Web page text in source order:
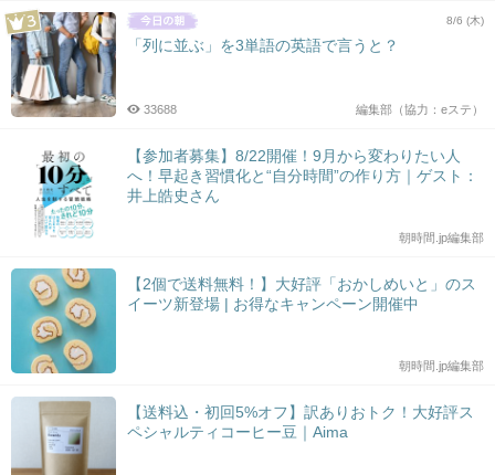
8/6 (木)
「列に並ぶ」を3単語の英語で言うと？
編集部（協力：eステ）
33688
【参加者募集】8/22開催！9月から変わりたい人
へ！早起き習慣化と“自分時間”の作り方｜ゲスト：
井上皓史さん
朝時間.jp編集部
【2個で送料無料！】大好評「おかしめいと」のス
イーツ新登場 | お得なキャンペーン開催中
朝時間.jp編集部
【送料込・初回5%オフ】訳ありおトク！大好評ス
ペシャルティコーヒー豆｜Aima